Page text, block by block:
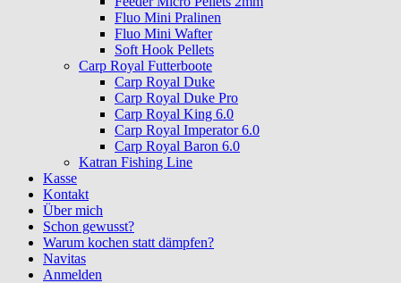
Fluo Mini Pralinen
Fluo Mini Wafter
Soft Hook Pellets
Carp Royal Futterboote
Carp Royal Duke
Carp Royal Duke Pro
Carp Royal King 6.0
Carp Royal Imperator 6.0
Carp Royal Baron 6.0
Katran Fishing Line
Kasse
Kontakt
Über mich
Schon gewusst?
Warum kochen statt dämpfen?
Navitas
Anmelden